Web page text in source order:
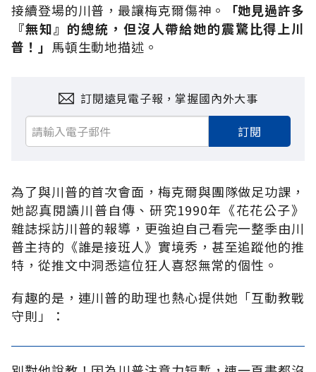
接續登場的川普，最讓梅克爾傷神。
「她見過許多
『無知』的總統，但沒人帶給她的震驚比得上川
普！」 馬頓生動地描述。
訂閱遠見電子報，掌握國內外大事
訂閱
為了與川普的首次會面，梅克爾與團隊做足功課，
她認真閱讀川普自傳、研究1990年《花花公子》
雜誌採訪川普的報導，更強迫自己看完一整季由川
普主持的《誰是接班人》實境秀，甚至追蹤他的推
特，從推文中洞悉這位狂人喜怒無常的個性。
有趣的是，連川普的助理也熱心提供她「互動教戰
守則」：